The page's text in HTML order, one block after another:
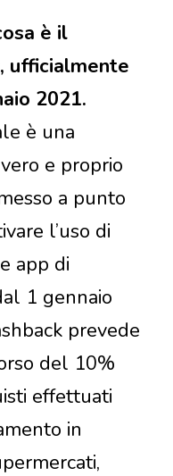
è il
ufficialmente
2021.
è una
e proprio
a punto
l’uso di
app di
1 gennaio
prevede
del 10%
effettuati
in